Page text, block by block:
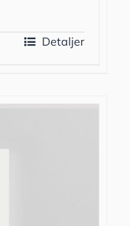
Detaljer